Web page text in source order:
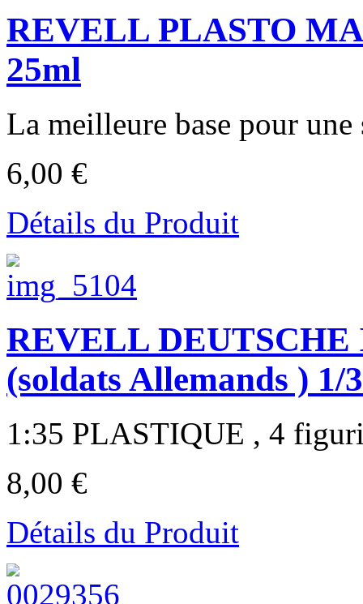
REVELL PLASTO
25ml
La meilleure base pour une
6,00 €
Détails du Produit
REVELL
(soldats Allemands ) 1/
1:35 PLASTIQUE , 4
8,00 €
Détails du Produit